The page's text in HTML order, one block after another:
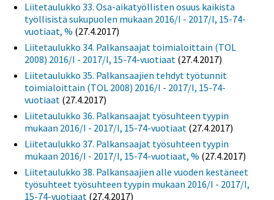
Liitetaulukko 33. Osa-aikatyöllisten osuus kaikista
työllisistä sukupuolen mukaan 2016/I - 2017/I, 15-74-
vuotiaat, % (27.4.2017)
Liitetaulukko 34. Palkansaajat toimialoittain (TOL
2008) 2016/I - 2017/I, 15-74-vuotiaat (27.4.2017)
Liitetaulukko 35. Palkansaajien tehdyt työtunnit
toimialoittain (TOL 2008) 2016/I - 2017/I, 15-74-
vuotiaat (27.4.2017)
Liitetaulukko 36. Palkansaajat työsuhteen tyypin
mukaan 2016/I - 2017/I, 15-74-vuotiaat (27.4.2017)
Liitetaulukko 37. Palkansaajat työsuhteen tyypin
mukaan 2016/I - 2017/I, 15-74-vuotiaat, % (27.4.2017)
Liitetaulukko 38. Palkansaajien alle vuoden kestäneet
työsuhteet työsuhteen tyypin mukaan 2016/I - 2017/I,
15-74-vuotiaat (27.4.2017)